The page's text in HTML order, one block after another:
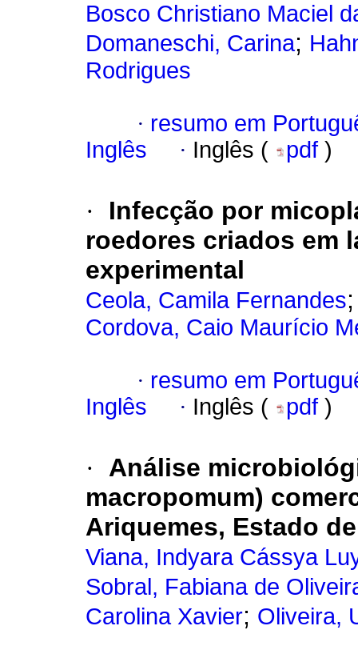
Bosco Christiano Maciel
Domaneschi, Carina;
Rodrigues
· resumo em
Inglês
· Inglês ( pdf )
·
Infecção por
roedores criados em
experimental
Ceola, Camila Fernandes
Cordova, Caio Maurício
· resumo em
Inglês
· Inglês ( pdf )
·
Análise
macropomum)
Ariquemes, Estado
Viana, Indyara Cássya
Sobral, Fabiana de
Carolina Xavier; Oliveira,